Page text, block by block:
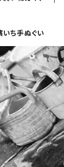
いち手ぬぐい